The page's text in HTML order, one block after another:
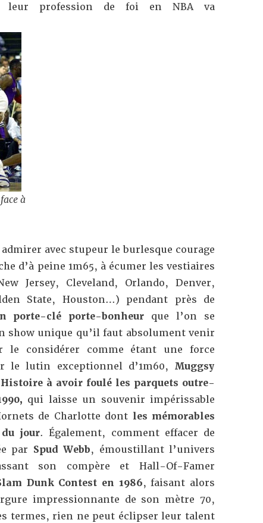
leur profession de foi en NBA va
à
avec stupeur le burlesque courage
d’à peine 1m65, à écumer les vestiaires
Jersey, Cleveland, Orlando, Denver,
State, Houston…) pendant près de
porte-clé porte-bonheur que l’on se
show unique qu’il faut absolument venir
le considérer comme étant une force
le lutin exceptionnel d’1m60, Muggsy
à avoir foulé les parquets outre-
qui laisse un souvenir impérissable
de Charlotte dont les mémorables
jour. Également, comment effacer de
par Spud Webb, émoustillant l’univers
son compère et Hall-Of-Famer
Dunk Contest en 1986, faisant alors
impressionnante de son mètre 70,
termes, rien ne peut éclipser leur talent